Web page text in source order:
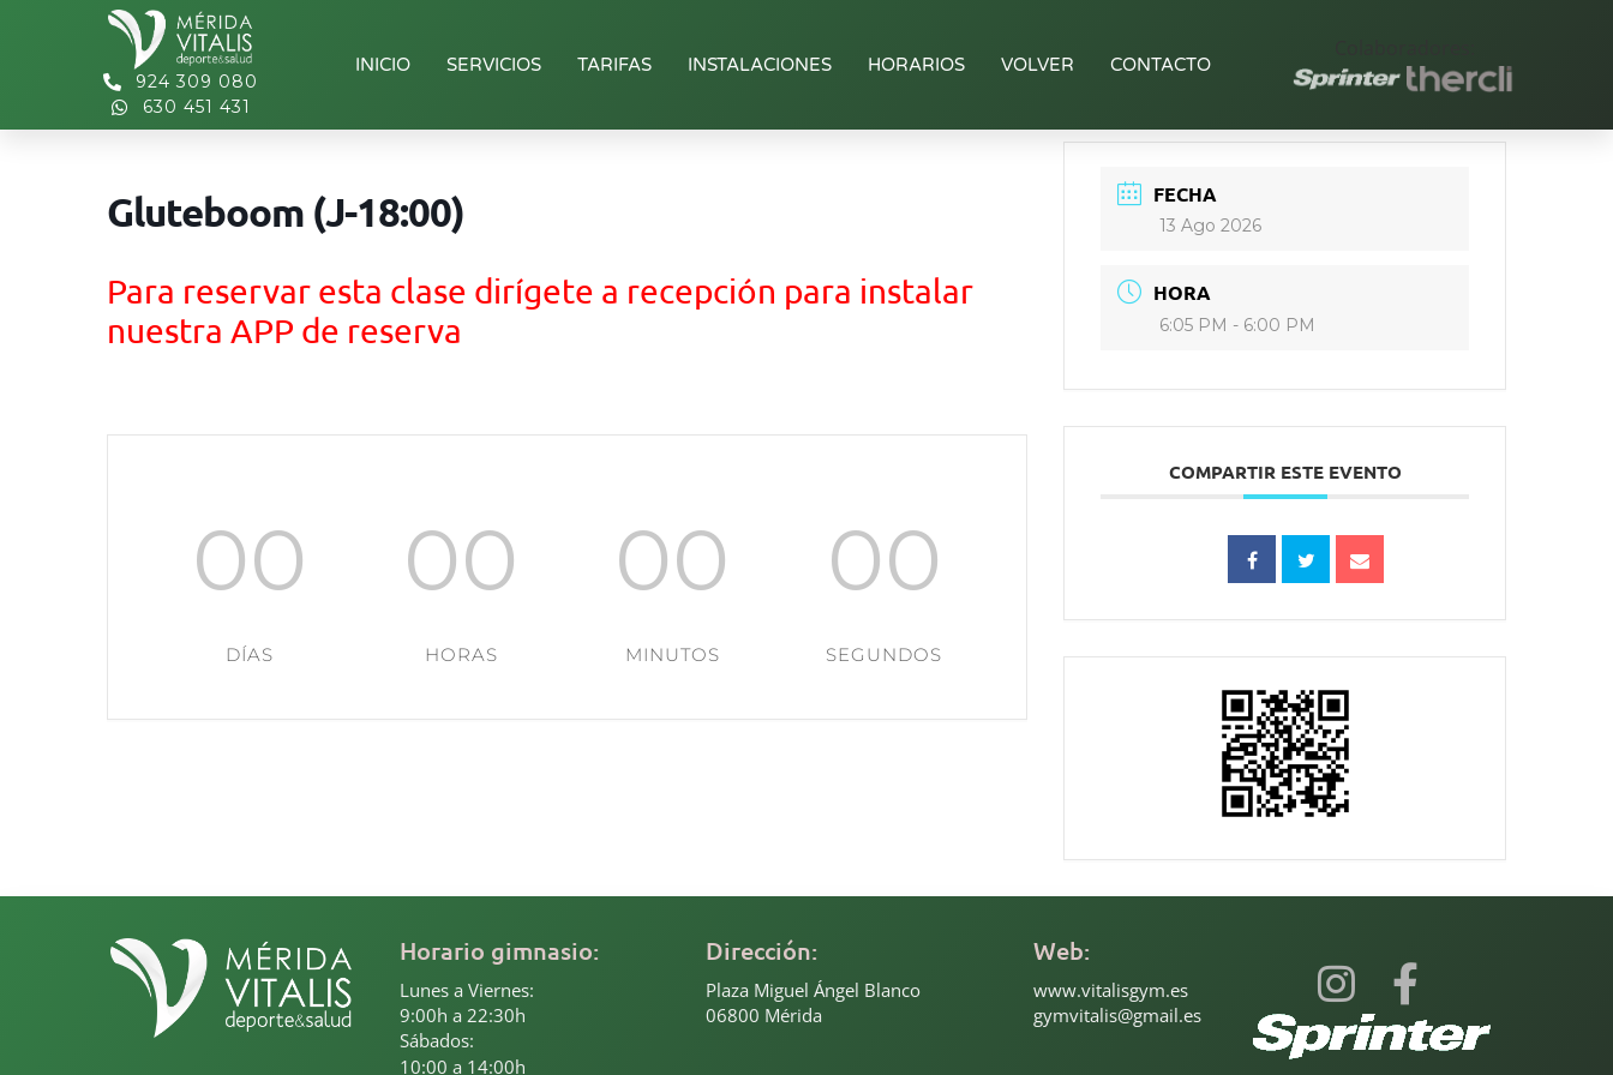
924 309 080
630 451 431
INICIO SERVICIOS TARIFAS INSTALACIONES HORARIOS VOLVER CONTACTO
Gluteboom (J-18:00)
Para reservar esta clase dirígete a recepción para instalar
nuestra APP de reserva
00
DÍAS
00
HORAS
00
MINUTOS
00
SEGUNDOS
FECHA
13 Ago 2026
HORA
6:05 PM - 6:00 PM
COMPARTIR ESTE EVENTO
Horario gimnasio:
Lunes a Viernes:
9:00h a 22:30h
Sábados:
10:00 a 14:00h
Dirección:
Plaza Miguel Ángel Blanco
06800 Mérida
Web:
www.vitalisgym.es
gymvitalis@gmail.es